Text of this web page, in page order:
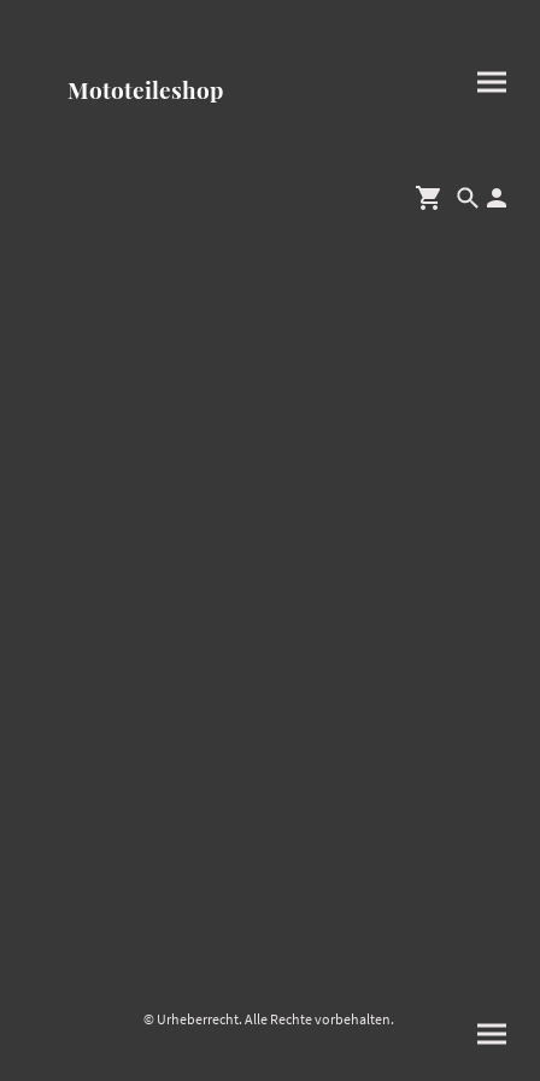
Mototeileshop
© Urheberrecht. Alle Rechte vorbehalten.